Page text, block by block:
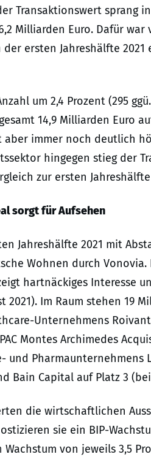
Transaktionswert sprang
Milliarden Euro. Dafür
ersten Jahreshälfte 2021
um 2,4 Prozent (295
14,9 Milliarden Euro
aber immer noch deutlich
hingegen stieg der
zur ersten
sorgt für Aufsehen
Jahreshälfte 2021 mit
Wohnen durch
hartnäckiges Interesse
2021). Im Raum stehen 19
Unternehmens
Montes Archimedes
und Pharmaunternehmens
Bain Capital auf Platz 3
die wirtschaftlichen
sie ein BIP-
von jeweils 3,5